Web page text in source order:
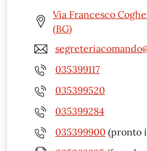
Via Francesco
(BG)
035399117
035399520
035399284
035399900 (pronto